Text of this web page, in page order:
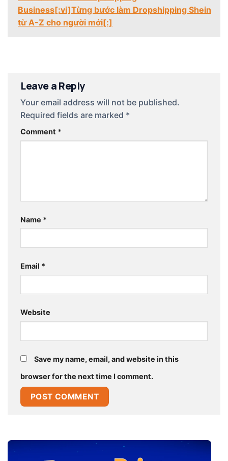
Business[:vi]Từng bước làm Dropshipping Shein
từ A-Z cho người mới[:]
Leave a Reply
Your email address will not be published.
Required fields are marked *
Comment *
Name *
Email *
Website
Save my name, email, and website in this
browser for the next time I comment.